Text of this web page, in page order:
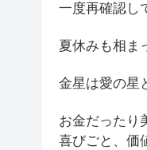
一度再確認し
夏休みも相ま
金星は愛の星
お金だったり
喜びごと、価